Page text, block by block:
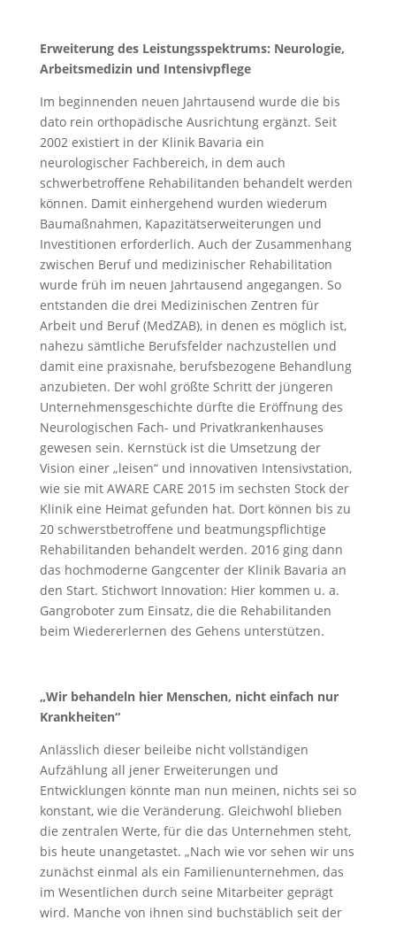
Erweiterung des Leistungsspektrums: Neurologie,
Arbeitsmedizin und Intensivpflege
Im beginnenden neuen Jahrtausend wurde die bis
dato rein orthopädische Ausrichtung ergänzt. Seit
2002 existiert in der Klinik Bavaria ein
neurologischer Fachbereich, in dem auch
schwerbetroffene Rehabilitanden behandelt werden
können. Damit einhergehend wurden wiederum
Baumaßnahmen, Kapazitätserweiterungen und
Investitionen erforderlich. Auch der Zusammenhang
zwischen Beruf und medizinischer Rehabilitation
wurde früh im neuen Jahrtausend angegangen. So
entstanden die drei Medizinischen Zentren für
Arbeit und Beruf (MedZAB), in denen es möglich ist,
nahezu sämtliche Berufsfelder nachzustellen und
damit eine praxisnahe, berufsbezogene Behandlung
anzubieten. Der wohl größte Schritt der jüngeren
Unternehmensgeschichte dürfte die Eröffnung des
Neurologischen Fach- und Privatkrankenhauses
gewesen sein. Kernstück ist die Umsetzung der
Vision einer „leisen“ und innovativen Intensivstation,
wie sie mit AWARE CARE 2015 im sechsten Stock der
Klinik eine Heimat gefunden hat. Dort können bis zu
20 schwerstbetroffene und beatmungspflichtige
Rehabilitanden behandelt werden. 2016 ging dann
das hochmoderne Gangcenter der Klinik Bavaria an
den Start. Stichwort Innovation: Hier kommen u. a.
Gangroboter zum Einsatz, die die Rehabilitanden
beim Wiedererlernen des Gehens unterstützen.
„Wir behandeln hier Menschen, nicht einfach nur
Krankheiten“
Anlässlich dieser beileibe nicht vollständigen
Aufzählung all jener Erweiterungen und
Entwicklungen könnte man nun meinen, nichts sei so
konstant, wie die Veränderung. Gleichwohl blieben
die zentralen Werte, für die das Unternehmen steht,
bis heute unangetastet. „Nach wie vor sehen wir uns
zunächst einmal als ein Familienunternehmen, das
im Wesentlichen durch seine Mitarbeiter geprägt
wird. Manche von ihnen sind buchstäblich seit der